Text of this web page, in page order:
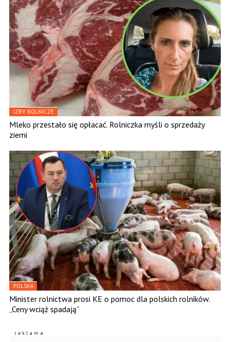
IZBY ROLNICZE
Mleko przestało się opłacać. Rolniczka myśli o sprzedaży
ziemi
POLSKA
Minister rolnictwa prosi KE o pomoc dla polskich rolników.
„Ceny wciąż spadają”